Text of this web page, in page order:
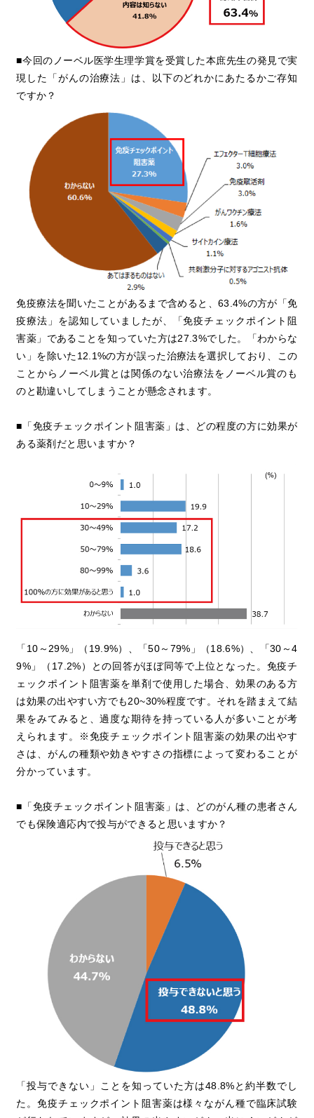
■今回のノーベル医学生理学賞を受賞した本庶先生の発見で実
現した「がんの治療法」は、以下のどれかにあたるかご存知
ですか？
免疫療法を聞いたことがあるまで含めると、63.4%の方が「免
疫療法」を認知していましたが、「免疫チェックポイント阻
害薬」であることを知っていた方は27.3%でした。「わからな
い」を除いた12.1%の方が誤った治療法を選択しており、この
ことからノーベル賞とは関係のない治療法をノーベル賞のも
のと勘違いしてしまうことが懸念されます。
■「免疫チェックポイント阻害薬」は、どの程度の方に効果が
ある薬剤だと思いますか？
「10～29%」（19.9%）、「50～79%」（18.6%）、「30～4
9%」（17.2%）との回答がほぼ同等で上位となった。免疫チ
ェックポイント阻害薬を単剤で使用した場合、効果のある方
は効果の出やすい方でも20~30%程度です。それを踏まえて結
果をみてみると、過度な期待を持っている人が多いことが考
えられます。※免疫チェックポイント阻害薬の効果の出やす
さは、がんの種類や効きやすさの指標によって変わることが
分かっています。
■「免疫チェックポイント阻害薬」は、どのがん種の患者さん
でも保険適応内で投与ができると思いますか？
「投与できない」ことを知っていた方は48.8%と約半数でし
た。免疫チェックポイント阻害薬は様々ながん種で臨床試験